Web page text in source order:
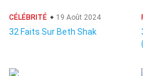
CÉLÉBRITÉ 19 Août 2024
32 Faits Sur Beth Shak